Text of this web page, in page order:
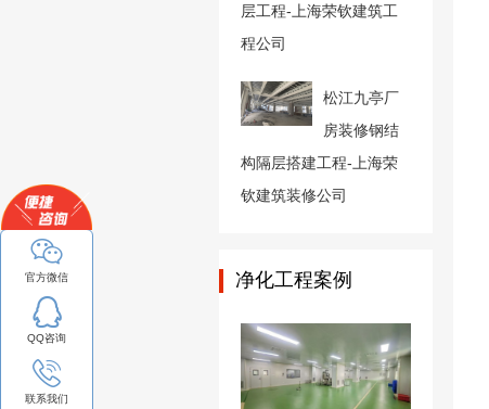
层工程-上海荣钦建筑工
程公司
松江九亭厂
房装修钢结
构隔层搭建工程-上海荣
钦建筑装修公司
净化工程案例
官方微信
QQ咨询
联系我们